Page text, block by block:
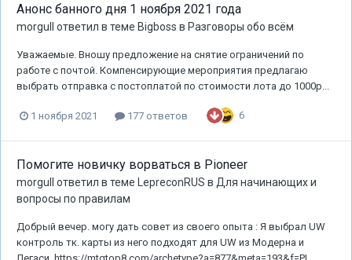
Анонс банного дня 1 ноября 2021 года
morgull ответил в теме Bigboss в Разговоры обо всём
Уважаемые. Вношу предложение на снятие ограничений по
работе с почтой. Компенсирующие мероприятия предлагаю
выбрать отправка с постоплатой по стоимости лота до 1000р...
1 ноября 2021 177 ответов 6
Помогите новичку ворваться в Pioneer
morgull ответил в теме LepreconRUS в Для начинающих и
вопросы по правилам
Добрый вечер. могу дать совет из своего опыта : Я выбрал UW
контроль тк. карты из него подходят для UW из Модерна и